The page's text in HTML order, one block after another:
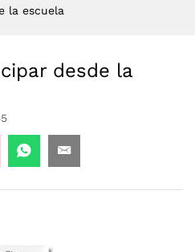
la escuela
desde la